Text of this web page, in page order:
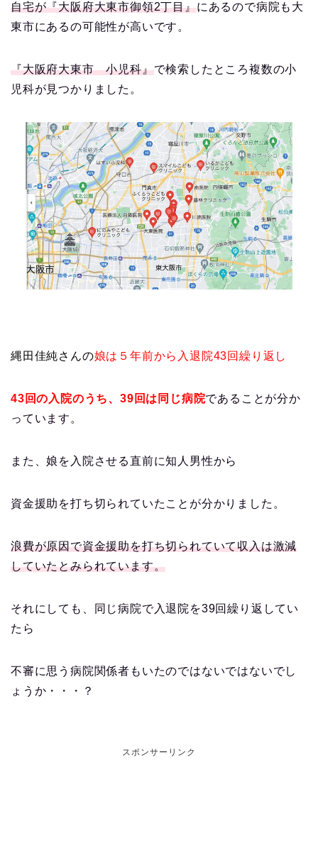
自宅が『大阪府大東市御領2丁目』にあるので病院も大
東市にあるの可能性が高いです。
『大阪府大東市 小児科』で検索したところ複数の小
児科が見つかりました。
縄田佳純さんの娘は５年前から入退院43回繰り返し
43回の入院のうち、39回は同じ病院であることが分か
っています。
また、娘を入院させる直前に知人男性から
資金援助を打ち切られていたことが分かりました。
浪費が原因で資金援助を打ち切られていて収入は激減
していたとみられています。
それにしても、同じ病院で入退院を39回繰り返してい
たら
不審に思う病院関係者もいたのではないではないでし
ょうか・・・？
スポンサーリンク